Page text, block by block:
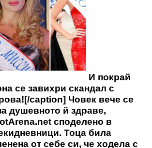
И покрай
се завихри скандал с
caption] Човек вече се
душевното й здраве,
споделено в
Тоца била
от себе си, че ходела с